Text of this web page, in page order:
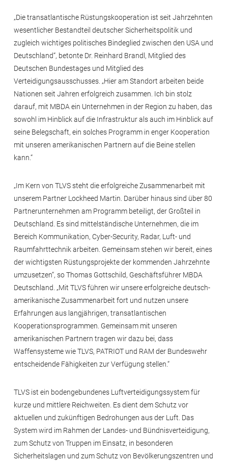
„Die transatlantische Rüstungskooperation ist seit Jahrzehnten
wesentlicher Bestandteil deutscher Sicherheitspolitik und
zugleich wichtiges politisches Bindeglied zwischen den USA und
Deutschland“, betonte Dr. Reinhard Brandl, Mitglied des
Deutschen Bundestages und Mitglied des
Verteidigungsausschusses. „Hier am Standort arbeiten beide
Nationen seit Jahren erfolgreich zusammen. Ich bin stolz
darauf, mit MBDA ein Unternehmen in der Region zu haben, das
sowohl im Hinblick auf die Infrastruktur als auch im Hinblick auf
seine Belegschaft, ein solches Programm in enger Kooperation
mit unseren amerikanischen Partnern auf die Beine stellen
kann.“
„Im Kern von TLVS steht die erfolgreiche Zusammenarbeit mit
unserem Partner Lockheed Martin. Darüber hinaus sind über 80
Partnerunternehmen am Programm beteiligt, der Großteil in
Deutschland. Es sind mittelständische Unternehmen, die im
Bereich Kommunikation, Cyber-Security, Radar, Luft- und
Raumfahrttechnik arbeiten. Gemeinsam stehen wir bereit, eines
der wichtigsten Rüstungsprojekte der kommenden Jahrzehnte
umzusetzen“, so Thomas Gottschild, Geschäftsführer MBDA
Deutschland. „Mit TLVS führen wir unsere erfolgreiche deutsch-
amerikanische Zusammenarbeit fort und nutzen unsere
Erfahrungen aus langjährigen, transatlantischen
Kooperationsprogrammen. Gemeinsam mit unseren
amerikanischen Partnern tragen wir dazu bei, dass
Waffensysteme wie TLVS, PATRIOT und RAM der Bundeswehr
entscheidende Fähigkeiten zur Verfügung stellen.“
TLVS ist ein bodengebundenes Luftverteidigungssystem für
kurze und mittlere Reichweiten. Es dient dem Schutz vor
aktuellen und zukünftigen Bedrohungen aus der Luft. Das
System wird im Rahmen der Landes- und Bündnisverteidigung,
zum Schutz von Truppen im Einsatz, in besonderen
Sicherheitslagen und zum Schutz von Bevölkerungszentren und